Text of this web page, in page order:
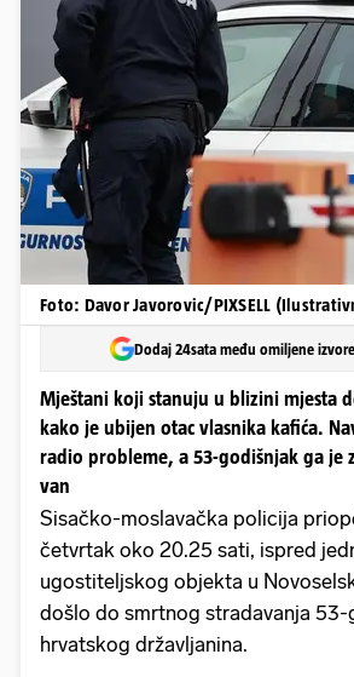
Foto: Davor Javorovic/PIXSELL
Dodaj 24sata među omiljene
Mještani koji stanuju u blizini mjesta
kako je ubijen otac vlasnika kafića.
radio probleme, a 53-godišnjak ga je
van
Sisačko-moslavačka policija
četvrtak oko 20.25 sati, ispred
ugostiteljskog objekta u
došlo do smrtnog stradavanja 53-
hrvatskog državljanina.